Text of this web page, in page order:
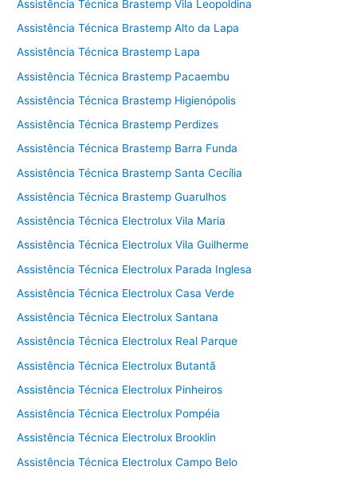
Assistência Técnica Brastemp Vila Leopoldina
Assistência Técnica Brastemp Alto da Lapa
Assistência Técnica Brastemp Lapa
Assistência Técnica Brastemp Pacaembu
Assistência Técnica Brastemp Higienópolis
Assistência Técnica Brastemp Perdizes
Assistência Técnica Brastemp Barra Funda
Assistência Técnica Brastemp Santa Cecília
Assistência Técnica Brastemp Guarulhos
Assistência Técnica Electrolux Vila Maria
Assistência Técnica Electrolux Vila Guilherme
Assistência Técnica Electrolux Parada Inglesa
Assistência Técnica Electrolux Casa Verde
Assistência Técnica Electrolux Santana
Assistência Técnica Electrolux Real Parque
Assistência Técnica Electrolux Butantã
Assistência Técnica Electrolux Pinheiros
Assistência Técnica Electrolux Pompéia
Assistência Técnica Electrolux Brooklin
Assistência Técnica Electrolux Campo Belo